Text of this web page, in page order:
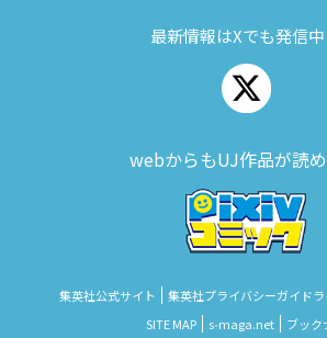
最新情報はXでも発信中
webからもUJ作品が読め
集英社公式サイト 集英社プライバシーガイドラ
SITE MAP
s‑maga.net ブック